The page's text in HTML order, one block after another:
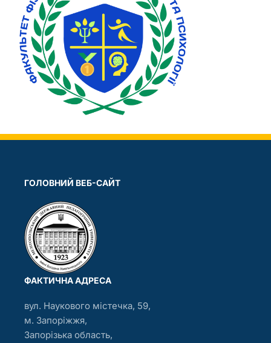
ГОЛОВНИЙ ВЕБ-САЙТ
ФАКТИЧНА АДРЕСА
вул. Наукового містечка, 59,
м. Запоріжжя,
Запорізька область,